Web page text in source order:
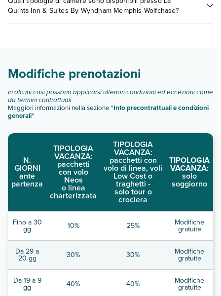
Wolfchase possono variare in base a vari fattori (per es. date,
condizioni dell'hotel, ecc). Per consultare i prezzi, compila il
Quinta Inn & Suites By Wyndham Memphis Wolfchase?
Modifiche prenotazioni
In alcuni casi possono applicarsi ulteriori condizioni ed eccezioni come
da termini contrattuali.
Maggiori informazioni nella sezione "Info precontrattuali e condizioni
generali"
N.
GIORNI
ante
partenza
TIPOLOGIA
VACANZA:
pacchetti
con volo
Neos
o linea
charterizzata
TIPOLOGIA
VACANZA:
pacchetti con
volo di linea, voli
Low Cost o
traghetti -
solo tour o
crociera
TIPOLOGIA
VACANZA:
solo
soggiorno
Fino a 30
gg 10% 25% Modifiche
gratuite
Da 29 a
20 gg 30% 30% Modifiche
gratuite
Da 19 a 9
gg 40% 40% Modifiche
gratuite